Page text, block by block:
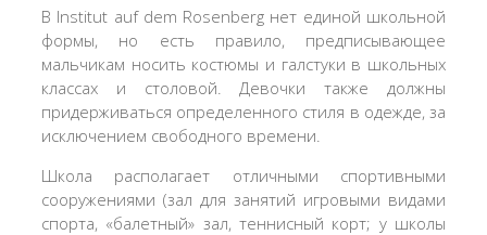
В Institut auf dem Rosenberg нет единой школьной
формы, но есть правило, предписывающее
мальчикам носить костюмы и галстуки в школьных
классах и столовой. Девочки также должны
придерживаться определенного стиля в одежде, за
исключением свободного времени.
Школа располагает отличными спортивными
сооружениями (зал для занятий игровыми видами
спорта, «балетный» зал, теннисный корт; у школы